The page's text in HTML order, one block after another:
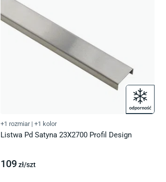
+1 rozmiar | +1 kolor
Listwa Pd Satyna 23X2700 Profil Design
109zł/szt